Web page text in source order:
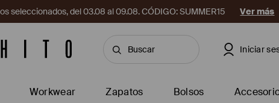
seleccionados, del 03.08 al 09.08. CÓDIGO: SUMMER15 Ver más
Iniciar
Workwear Zapatos Bolsos